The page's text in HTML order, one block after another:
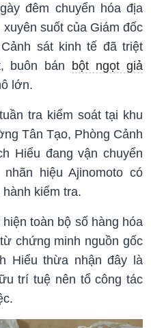
đêm chuyển hóa địa
suốt của Giám đốc
sát kinh tế đã triệt
buôn bán bột ngọt giả
lớn.
tra kiểm soát tại khu
Tân Tạo, Phòng Cảnh
Hiểu đang vận chuyển
hiệu Ajinomoto có
kiểm tra.
toàn bộ số hàng hóa
chứng minh nguồn gốc
Hiểu thừa nhận đây là
trí tuệ nên tổ công tác